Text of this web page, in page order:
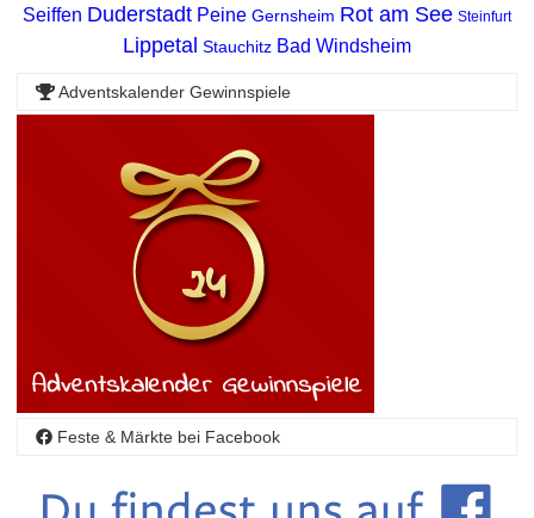
Seiffen Duderstadt Peine Gernsheim Rot am See Steinfurt
Lippetal Stauchitz Bad Windsheim
Adventskalender Gewinnspiele
Feste & Märkte bei Facebook